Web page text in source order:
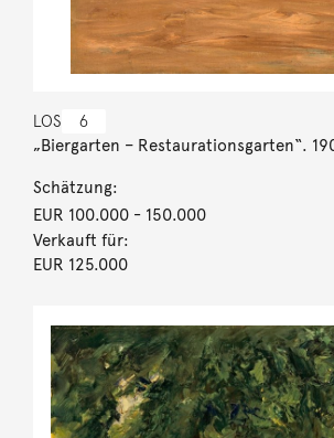
LOS 6
„Biergarten – Restaurationsgarten“.
Schätzung:
EUR 100.000- 150.000
Verkauft für:
EUR 125.000